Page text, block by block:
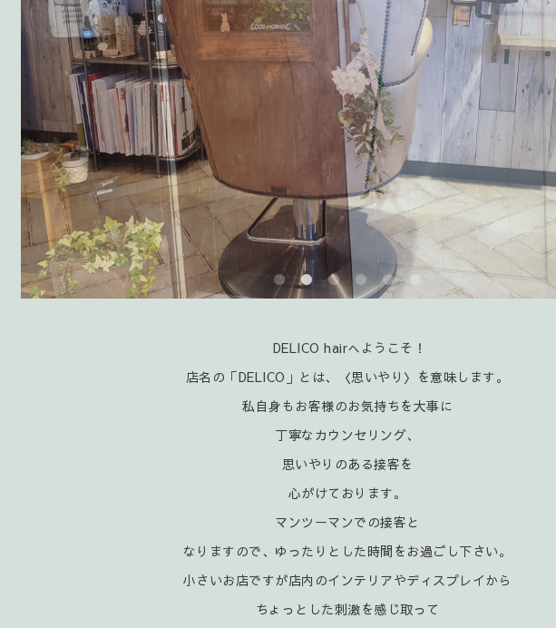
DELICO hairへようこそ！
店名の「DELICO」とは、〈思いやり〉を意味します。
私自身もお客様のお気持ちを大事に
丁寧なカウンセリング、
思いやりのある接客を
心がけております。
マンツーマンでの接客と
なりますので、ゆったりとした時間をお過ごし下さい。
小さいお店ですが店内のインテリアやディスプレイから
ちょっとした刺激を感じ取って